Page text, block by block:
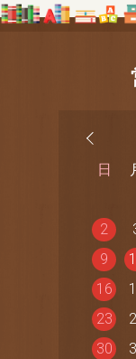
日
2
9
16
23
30